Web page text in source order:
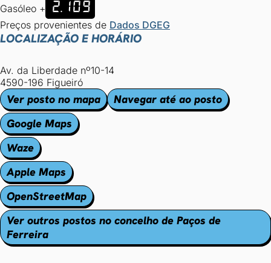
Gasóleo + 2.109
Preços provenientes de Dados DGEG
LOCALIZAÇÃO E HORÁRIO
Av. da Liberdade nº10-14
4590-196 Figueiró
Ver posto no mapa
Navegar até ao posto
Google Maps
Waze
Apple Maps
OpenStreetMap
Ver outros postos no concelho de Paços de
Ferreira